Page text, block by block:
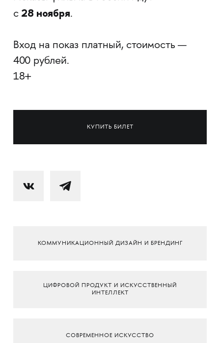
с 28 ноября.
Вход на показ платный, стоимость —
400 рублей. ​​​
​​​​​​​18+
КУПИТЬ БИЛЕТ
КОММУНИКАЦИОННЫЙ ДИЗАЙН И БРЕНДИНГ
ЦИФРОВОЙ ПРОДУКТ И ИСКУССТВЕННЫЙ
ИНТЕЛЛЕКТ
СОВРЕМЕННОЕ ИСКУССТВО